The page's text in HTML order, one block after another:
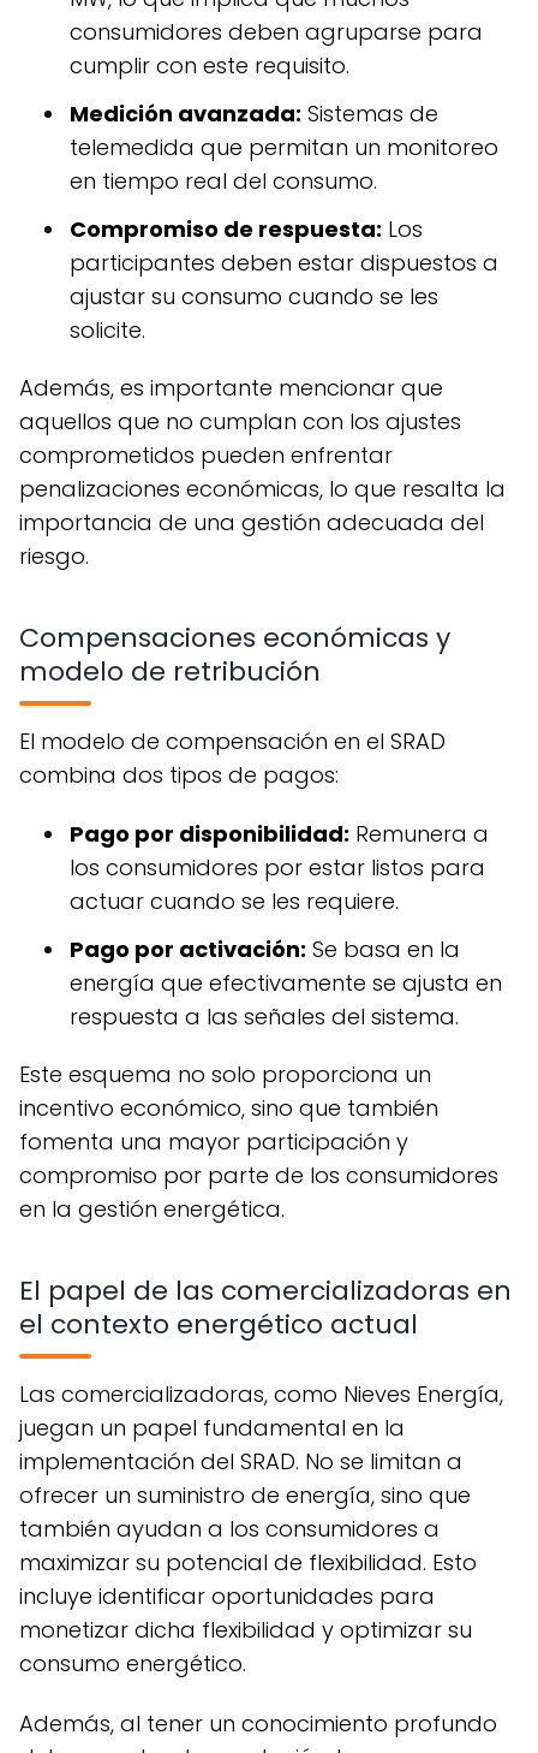
consumidores deben agruparse para
cumplir con este requisito.
Medición avanzada: Sistemas de
telemedida que permitan un monitoreo
en tiempo real del consumo.
Compromiso de respuesta: Los
participantes deben estar dispuestos a
ajustar su consumo cuando se les
solicite.
Además, es importante mencionar que
aquellos que no cumplan con los ajustes
comprometidos pueden enfrentar
penalizaciones económicas, lo que resalta la
importancia de una gestión adecuada del
riesgo.
Compensaciones económicas y
modelo de retribución
El modelo de compensación en el SRAD
combina dos tipos de pagos:
Pago por disponibilidad: Remunera a
los consumidores por estar listos para
actuar cuando se les requiere.
Pago por activación: Se basa en la
energía que efectivamente se ajusta en
respuesta a las señales del sistema.
Este esquema no solo proporciona un
incentivo económico, sino que también
fomenta una mayor participación y
compromiso por parte de los consumidores
en la gestión energética.
El papel de las comercializadoras en
el contexto energético actual
Las comercializadoras, como Nieves Energía,
juegan un papel fundamental en la
implementación del SRAD. No se limitan a
ofrecer un suministro de energía, sino que
también ayudan a los consumidores a
maximizar su potencial de flexibilidad. Esto
incluye identificar oportunidades para
monetizar dicha flexibilidad y optimizar su
consumo energético.
Además, al tener un conocimiento profundo